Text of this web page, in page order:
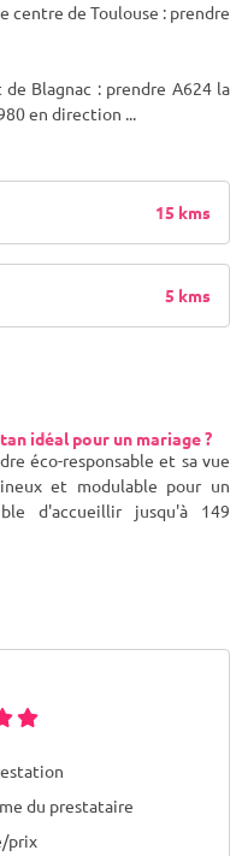
centre de Toulouse : prendre
Blagnac : prendre A624 la
en direction
15 kms
5 kms
idéal pour un mariage ?
éco-responsable et sa vue
et modulable pour un
d'accueillir jusqu'à 149
du prestataire
prix